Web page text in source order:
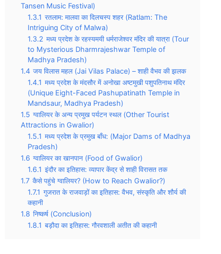
Tansen Music Festival)
1.3.1 रतलाम: मालवा का दिलचस्प शहर (Ratlam: The
Intriguing City of Malwa)
1.3.2 मध्य प्रदेश के रहस्यमयी धर्मराजेश्वर मंदिर की यात्रा (Tour
to Mysterious Dharmrajeshwar Temple of
Madhya Pradesh)
1.4 जय विलास महल (Jai Vilas Palace) – शाही वैभव की झलक
1.4.1 मध्य प्रदेश के मंदसौर में अनोखा अष्टमुखी पशुपतिनाथ मंदिर
(Unique Eight-Faced Pashupatinath Temple in
Mandsaur, Madhya Pradesh)
1.5 ग्वालियर के अन्य प्रमुख पर्यटन स्थल (Other Tourist
Attractions in Gwalior)
1.5.1 मध्य प्रदेश के प्रमुख बाँध: (Major Dams of Madhya
Pradesh)
1.6 ग्वालियर का खानपान (Food of Gwalior)
1.6.1 इंदौर का इतिहास: व्यापार केंद्र से शाही विरासत तक
1.7 कैसे पहुंचे ग्वालियर? (How to Reach Gwalior?)
1.7.1 गुजरात के राजवाड़ों का इतिहास: वैभव, संस्कृति और शौर्य की
कहानी
1.8 निष्कर्ष (Conclusion)
1.8.1 बड़ौदा का इतिहास: गौरवशाली अतीत की कहानी